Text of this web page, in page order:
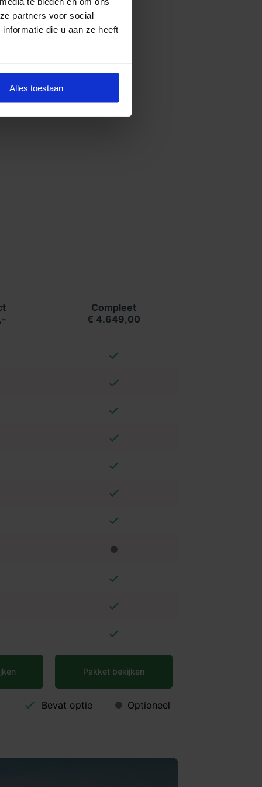
partners voor social
die u aan ze heeft
Alles toestaan
Compleet
€ 4.649,00
Pakket bekijken
Bevat optie Optioneel